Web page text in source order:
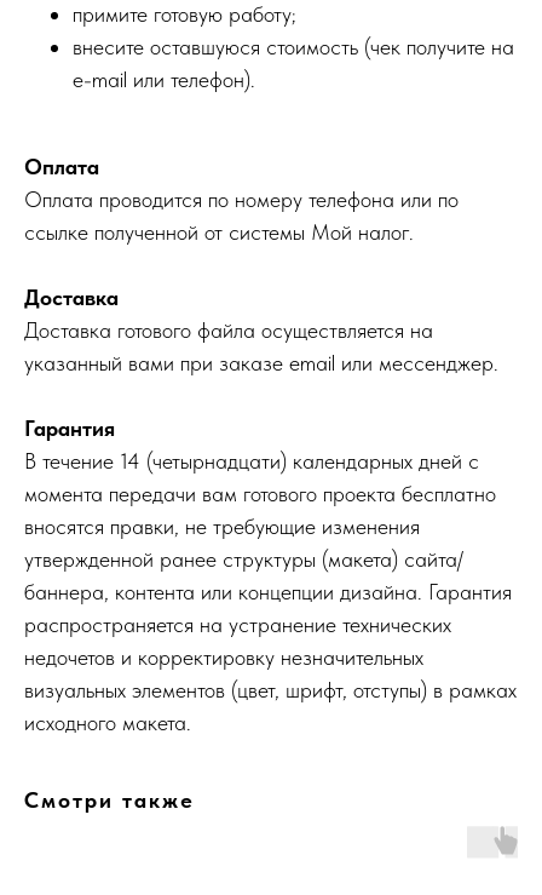
примите готовую работу;
внесите оставшуюся стоимость (чек получите на
e-mail или телефон).
Оплата
Оплата проводится по номеру телефона или по
ссылке полученной от системы Мой налог.
Доставка
Доставка готового файла осуществляется на
указанный вами при заказе email или мессенджер.
Гарантия
В течение 14 (четырнадцати) календарных дней с
момента передачи вам готового проекта бесплатно
вносятся правки, не требующие изменения
утвержденной ранее структуры (макета) сайта/
баннера, контента или концепции дизайна. Гарантия
распространяется на устранение технических
недочетов и корректировку незначительных
визуальных элементов (цвет, шрифт, отступы) в рамках
исходного макета.
Смотри также